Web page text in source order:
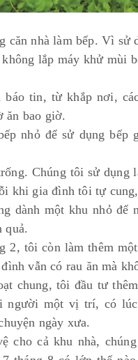
căn nhà làm bếp. Vì sử
lắp máy khử mùi
tin, từ khắp nơi,
ăn bao giờ.
nhỏ để sử dụng bếp
Chúng tôi sử
khi gia đình tôi tự
dành một khu nhỏ
quả.
2, tôi còn làm thêm
vẫn có rau ăn mà
chung, tôi đầu tư
người một vị trí, có
ngày xưa.
cho cả khu nhà,